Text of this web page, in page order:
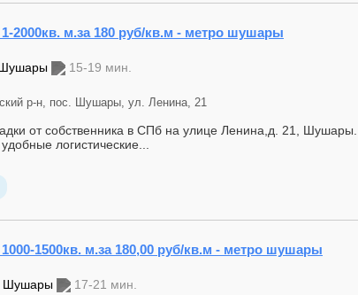
2000кв. м.за 180 руб/кв.м - метро шушары
15-19 мин.
р-н, пос. Шушары, ул. Ленина, 21
от собственника в СПб на улице Ленина,д. 21, Шушары.
логистические...
1500кв. м.за 180,00 руб/кв.м - метро шушары
Шушары 17-21 мин.